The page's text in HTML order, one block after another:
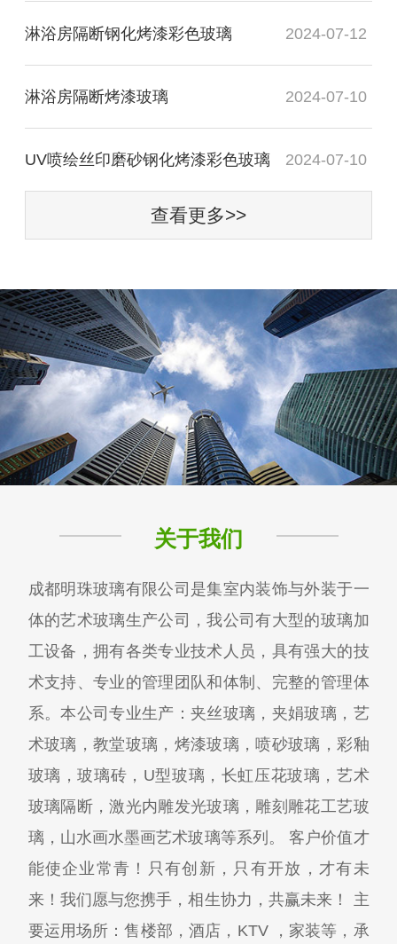
淋浴房隔断钢化烤漆彩色玻璃 2024-07-12
淋浴房隔断烤漆玻璃 2024-07-10
UV喷绘丝印磨砂钢化烤漆彩色玻璃 2024-07-10
查看更多>>
关于我们
成都明珠玻璃有限公司是集室内装饰与外装于一
体的艺术玻璃生产公司，我公司有大型的玻璃加
工设备，拥有各类专业技术人员，具有强大的技
术支持、专业的管理团队和体制、完整的管理体
系。本公司专业生产：夹丝玻璃，夹娟玻璃，艺
术玻璃，教堂玻璃，烤漆玻璃，喷砂玻璃，彩釉
玻璃，玻璃砖，U型玻璃，长虹压花玻璃，艺术
玻璃隔断，激光内雕发光玻璃，雕刻雕花工艺玻
璃，山水画水墨画艺术玻璃等系列。 客户价值才
能使企业常青！只有创新，只有开放，才有未
来！我们愿与您携手，相生协力，共赢未来！ 主
要运用场所：售楼部，酒店，KTV ，家装等，承